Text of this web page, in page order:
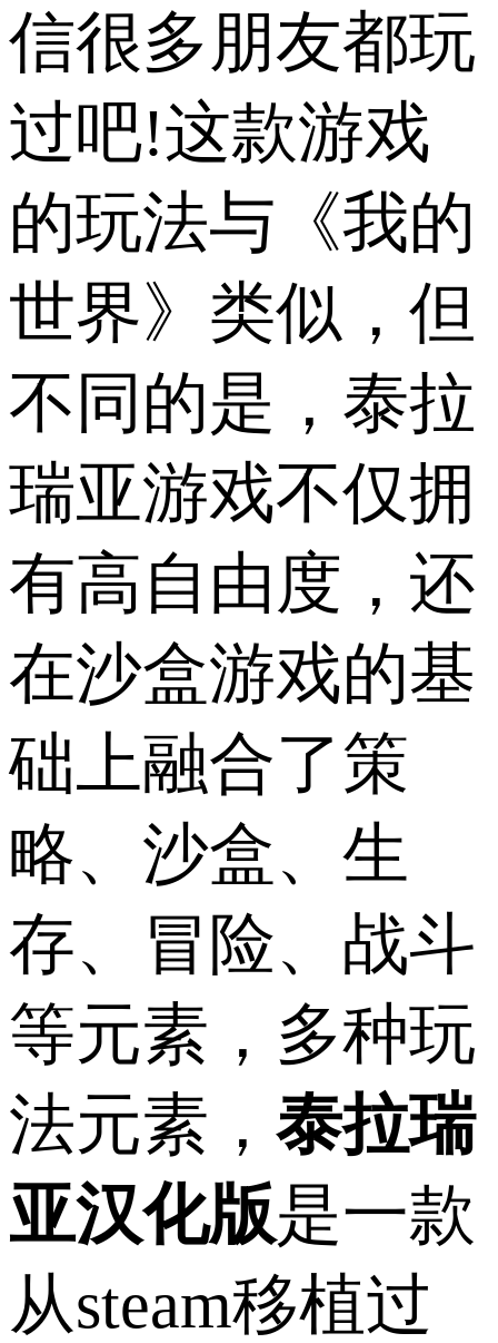
信很多朋友都玩
过吧!这款游戏
的玩法与《我的
世界》类似，但
不同的是，泰拉
瑞亚游戏不仅拥
有高自由度，还
在沙盒游戏的基
础上融合了策
略、沙盒、生
存、冒险、战斗
等元素，多种玩
法元素， 泰拉瑞
亚汉化版是一款
从steam移植过